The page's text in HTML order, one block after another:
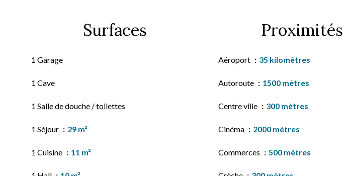
Surfaces
1 Garage
1 Cave
1 Salle de douche / toilettes
1 Séjour 29 m²
1 Cuisine 11 m²
Proximités
Aéroport 35 kilomètres
Autoroute 1500 mètres
Centre ville 300 mètres
Cinéma 2000 mètres
Commerces 500 mètres